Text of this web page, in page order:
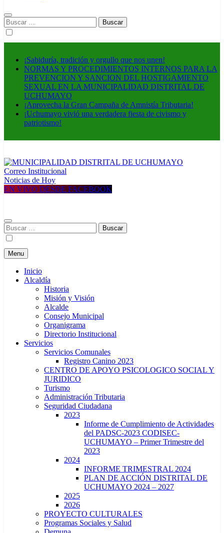
Buscar:
¡Sabiduría, tradición y orgullo que nos unen!
NORMAS Y PROCEDIMIENTOS INTERNOS PARA LA
PREVENCION Y SANCION DEL HOSTIGAMIENTO
SEXUAL EN LA MUNICIPALIDAD DISTRITAL DE
UCHUMAYO
¡Aprovecha la Gran Campaña de Amnistía Tributaria!
¡Uchumayo vivió una verdadera fiesta de civismo y
patriotismo!
MUNICIPALIDAD DISTRITAL DE UCHUMAYO
Construyendo una nueva Historia
Correo Institucional
Noticias de Hoy
EN VIVO DESDE FACEBOOK
Buscar:
Menu
Inicio
Alcaldía
Historia
Misión y Visión
Alcalde
Consejo Municipal
Organigrama
Directorio Institucional
Servicios
Servicios Comunales
Registro Canino 2023
CENTRO DE APOYO PSICOLOGICO SOCIAL Y
JURIDICO
Turismo
Administración Tributaria
Seguridad Ciudadana
2023
Informe de Cumplimiento de Actividades
del PADSC-2023 CODISEC-
UCHUMAYO – Primer Trimestre del
2023
2024
INFORME TRIMESTRAL 2024
PLAN DE ACCIÓN DISTRITAL DE
UCHUMAYO 2024 – 2027
2025
2026
PROYECTO CULTURALES
Programas Sociales y Salud